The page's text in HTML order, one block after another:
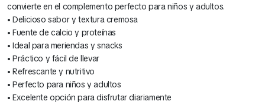
convierte en el complemento perfecto para niños y adultos.
• Delicioso sabor y textura cremosa
• Fuente de calcio y proteínas
• Ideal para meriendas y snacks
• Práctico y fácil de llevar
• Refrescante y nutritivo
• Perfecto para niños y adultos
• Excelente opción para disfrutar diariamente